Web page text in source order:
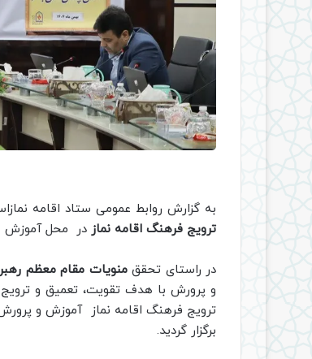
به گزارش روابط عمومی ستاد اقامه
ترویج فرهنگ اقامه نماز در محل آموزش
در راستای تحققمنویات مقام معظم
و پرورش با هدف تقویت، تعمیق و ترویج
ترویج فرهنگ اقامه نماز آموزش و
برگزار گردید.